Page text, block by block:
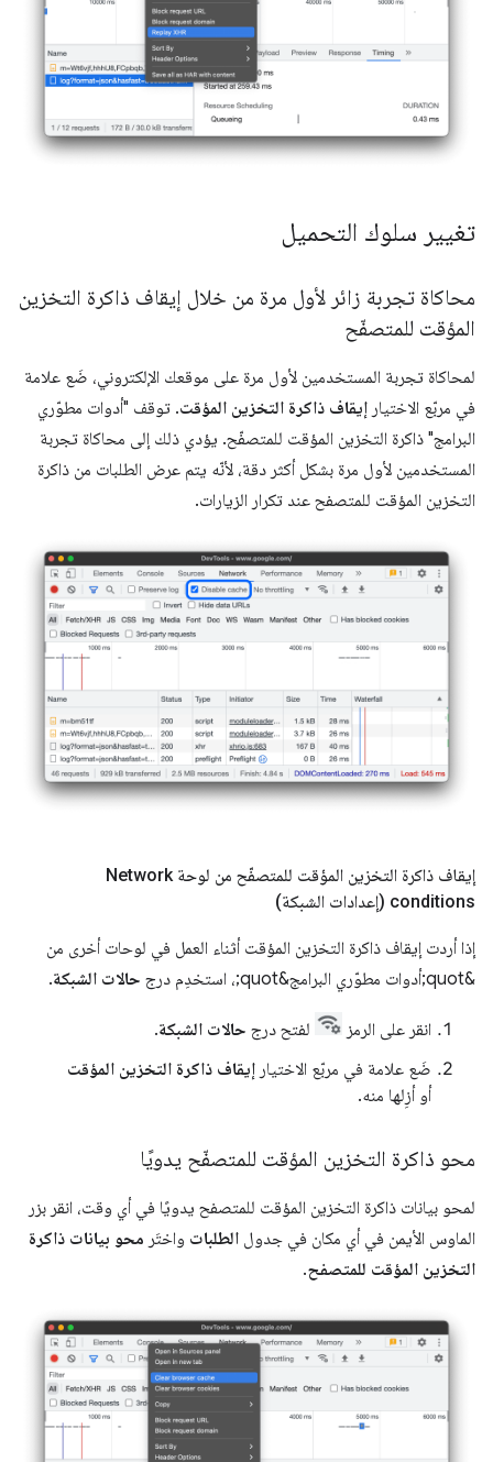
تغيير سلوك التحميل
محاكاة تجربة زائر لأول مرة من خلال إيقاف ذاكرة التخزين
المؤقت للمتصفّح
لمحاكاة تجربة المستخدمين لأول مرة على موقعك الإلكتروني، ضَع علامة
في مربّع الاختيار إيقاف ذاكرة التخزين المؤقت. توقف "أدوات مطوّري
البرامج" ذاكرة التخزين المؤقت للمتصفّح. يؤدي ذلك إلى محاكاة تجربة
المستخدمين لأول مرة بشكل أكثر دقة، لأنّه يتم عرض الطلبات من ذاكرة
التخزين المؤقت للمتصفح عند تكرار الزيارات.
إيقاف ذاكرة التخزين المؤقت للمتصفّح من لوحة Network
conditions (إعدادات الشبكة)
إذا أردت إيقاف ذاكرة التخزين المؤقت أثناء العمل في لوحات أخرى من
&quot;أدوات مطوّري البرامج&quot;، استخدِم درج
حالات الشبكة.
انقر على الرمز لفتح درج حالات الشبكة.
ضَع علامة في مربّع الاختيار إيقاف ذاكرة التخزين المؤقت
أو أزِلها منه.
محو ذاكرة التخزين المؤقت للمتصفّح يدويًا
لمحو بيانات ذاكرة التخزين المؤقت للمتصفح يدويًا في أي وقت، انقر بزر
الماوس الأيمن في أي مكان في جدول الطلبات واختَر محو بيانات ذاكرة
التخزين المؤقت للمتصفح.